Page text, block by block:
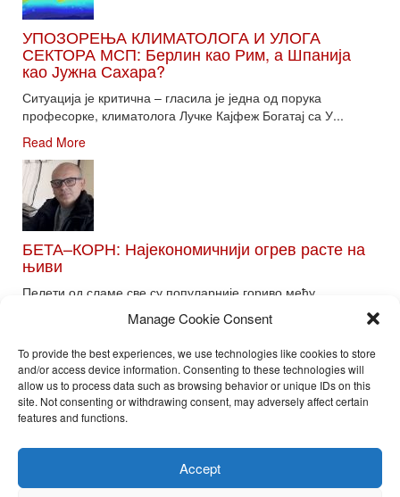
Manage Cookie Consent
To provide the best experiences, we use technologies like cookies to store
and/or access device information. Consenting to these technologies will
allow us to process data such as browsing behavior or unique IDs on this
site. Not consenting or withdrawing consent, may adversely affect certain
features and functions.
Accept
УПОЗОРЕЊА КЛИМАТОЛОГА И УЛОГА
СЕКТОРА МСП: Берлин као Рим, а Шпанија
као Јужна Сахара?
Ситуација је критична – гласила је једна од порука
професорке, климатолога Лучке Кајфеж Богатај са У...
Read More
БЕТА–КОРН: Најекономичнији огрев расте на
њиви
Пелети од сламе све су популарније гориво међу
потрошачима. Главне препреке већoj производњи овог ог...
Toggle
Nira Press d.o.o.
Sadržaj ovog sajta je zakonom zaštićena intelektualna svojina